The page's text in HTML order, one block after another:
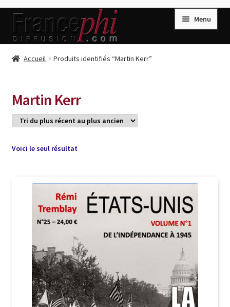
Aller
la
Aller
contenu
Menu
Accueil
Conditions de Vente
Connection
Listes d’Envies
Livres de Peter Randa
Livres de Philippe Randa
Login Customizer
Newsletter
Nous Contacter
Panier
Accueil Produits identifiés “Martin Kerr”
Martin Kerr
Voici le seul résultat